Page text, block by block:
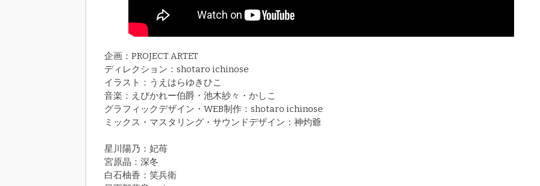
企画： PROJECT ARTET
ディレクション： shotaro ichinose
イラスト： うえはらゆきひこ
音楽： えびかれー伯爵・ 池木紗々・ かしこ
グラフィックデザイン・WEB制作： shotaro ichinose
ミックス・マスタリング・サウンドデザイン：神灼爺
星川陽乃： 妃苺
宮原晶： 深冬
白石柚香： 笑兵衛